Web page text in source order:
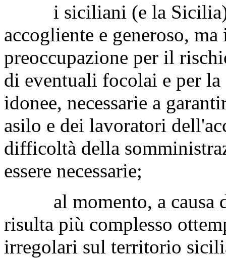
i siciliani (e la Sicilia)
accogliente e generoso,
preoccupazione per il
di eventuali focolai e per
idonee, necessarie a
asilo e dei lavoratori
difficoltà della
essere necessarie;
al momento, a causa
risulta più complesso
irregolari sul territorio